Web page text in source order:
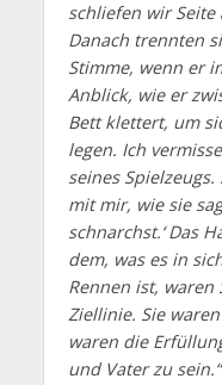
schliefen wir Seite
Danach trennten
Stimme, wenn er
Anblick, wie er
Bett klettert, um
legen. Ich
seines
mit mir, wie sie
schnarchst.‘ Das
dem, was es in
Rennen ist,
Ziellinie. Sie
waren die
und Vater zu sein.“